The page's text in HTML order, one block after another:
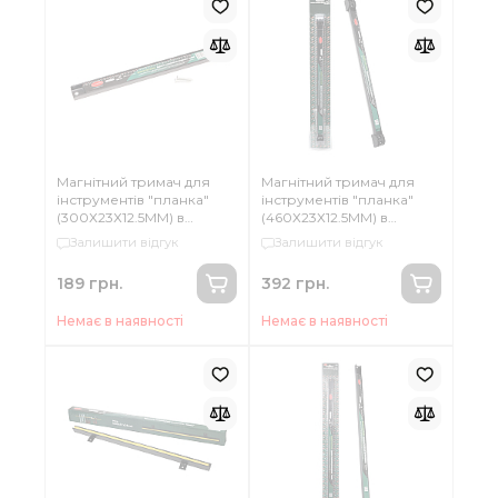
Магнітний тримач для
інструментів "планка"
(300Х23Х12.5ММ) в
блістері
Залишити відгук
189 грн.
Немає в наявності
Магнітний тримач для
інструментів "планка"
(460Х23Х12.5ММ) в
блістері
Залишити відгук
392 грн.
Немає в наявності